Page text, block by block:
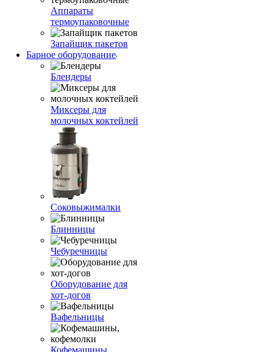
Аппараты
термоупаковочные
Запайщик пакетов
Барное оборудование
Блендеры
Миксеры для
молочных коктейлей
Соковыжималки
Блинницы
Чебуречницы
Оборудование для
хот-догов
Вафельницы
Кофемашины,